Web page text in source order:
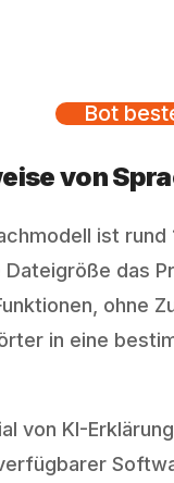
Bot
von
ist
das
ohne
in eine
von KI-